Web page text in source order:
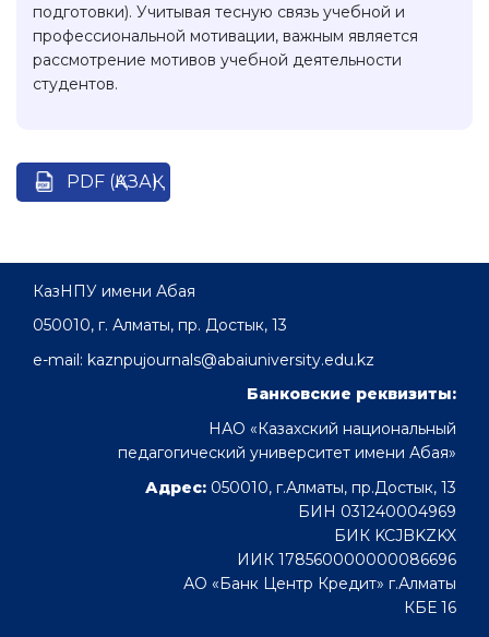
подготовки). Учитывая тесную связь учебной и
профессиональной мотивации, важным является
рассмотрение мотивов учебной деятельности
студентов.
PDF (ҚАЗАҚ)
КазНПУ имени Абая
050010, г. Алматы, пр. Достык, 13
e-mail: kaznpujournals@abaiuniversity.edu.kz
Банковские реквизиты:
НАО «Казахский национальный
педагогический университет имени Абая»
Адрес: 050010, г.Алматы, пр.Достык, 13
БИН 031240004969
БИК KCJBKZKX
ИИК 178560000000086696
АО «Банк Центр Кредит» г.Алматы
КБЕ 16